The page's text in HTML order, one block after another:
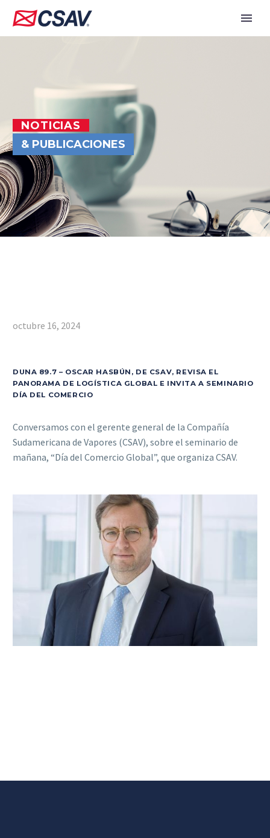
NOTICIAS
& PUBLICACIONES
octubre 16, 2024
DUNA 89.7 – OSCAR HASBÚN, DE CSAV, REVISA EL
PANORAMA DE LOGÍSTICA GLOBAL E INVITA A SEMINARIO
DÍA DEL COMERCIO
Conversamos con el gerente general de la Compañía
Sudamericana de Vapores (CSAV), sobre el seminario de
mañana, “Día del Comercio Global”, que organiza CSAV.